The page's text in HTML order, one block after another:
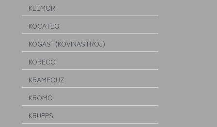
KLEMOR
KOCATEQ
KOGAST(KOVINASTROJ)
KORECO
KRAMPOUZ
KROMO
KRUPPS